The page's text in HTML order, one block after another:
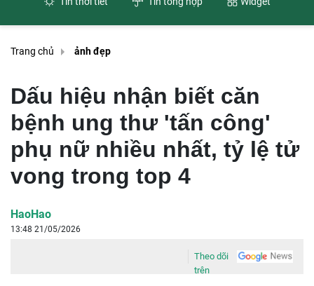
Trang chủ ảnh đẹp
Dấu hiệu nhận biết căn
bệnh ung thư 'tấn công'
phụ nữ nhiều nhất, tỷ lệ tử
vong trong top 4
HaoHao
13:48 21/05/2026
Theo dõi
trên